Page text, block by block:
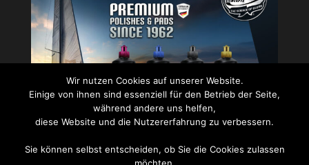
Wir nutzen Cookies auf unserer Website.
Einige von ihnen sind essenziell für den Betrieb der Seite,
während andere uns helfen,
diese Website und die Nutzererfahrung zu verbessern.
Sie können selbst entscheiden, ob Sie die Cookies zulassen